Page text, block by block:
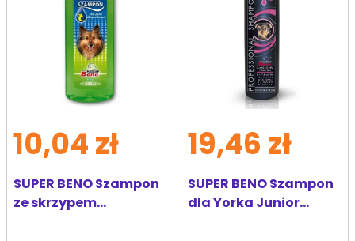
SUPER BENO Szampon
ze skrzypem
10,04 zł
SUPER BENO Szampon
dla Yorka Junior
19,46 zł